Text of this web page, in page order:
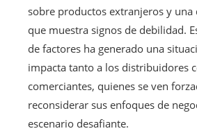
sobre productos extranjeros y
que muestra signos de debilidad.
de factores ha generado una
impacta tanto a los distribuidores
comerciantes, quienes se ven
reconsiderar sus enfoques de
escenario desafiante.